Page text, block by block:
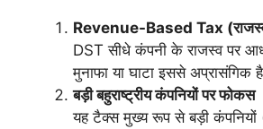
Revenue-Based Tax
DST सीधे कंपनी के राजस्व पर
मुनाफा या घाटा इससे अप्रासंगिक
बड़ी बहुराष्ट्रीय कंपनियों पर फोकस
यह टैक्स मुख्य रूप से बड़ी